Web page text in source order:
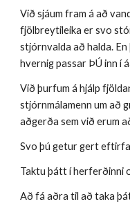
Við sjáum fram á að
fjölbreytileika er svo
stjórnvalda að halda.
hvernig passar ÞÚ inn í
Við þurfum á hjálp
stjórnmálamenn um að
aðgerða sem við erum
Svo þú getur gert
Taktu þátt í herferðinni
Að fá aðra til að taka